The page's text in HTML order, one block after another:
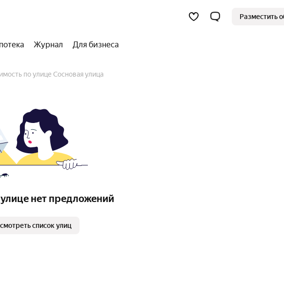
Разместить
Журнал Для бизнеса
по улице Сосновая улица
нет предложений
список улиц